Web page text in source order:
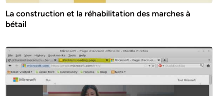
La construction et la réhabilitation des marches à
bétail